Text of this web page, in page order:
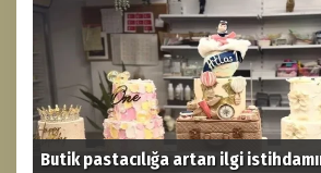
Butik pastacılığa artan ilgi